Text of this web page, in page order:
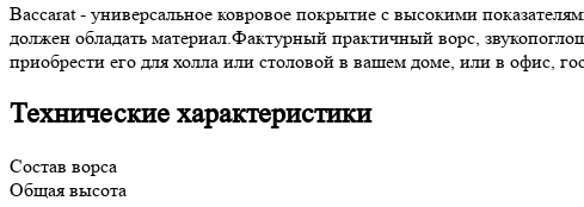
Baccarat - универсальное ковровое покрытие с высокими
должен обладать материал.Фактурный практичный ворс,
приобрести его для холла или столовой в вашем доме, или в офис,
Технические характеристики
Состав ворса
Общая высота